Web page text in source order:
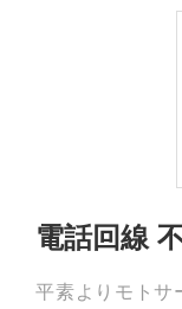
電話回線
平素よりモトサ